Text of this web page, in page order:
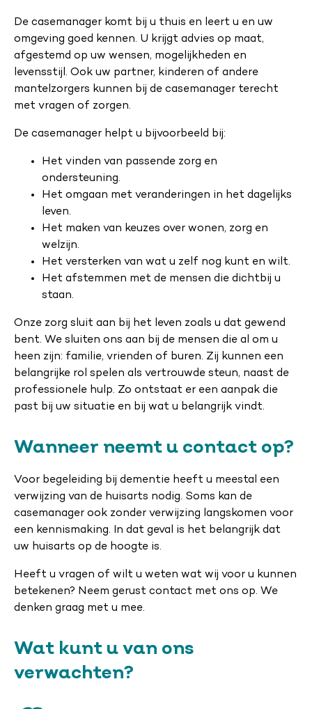
De casemanager komt bij u thuis en leert u en uw
omgeving goed kennen. U krijgt advies op maat,
afgestemd op uw wensen, mogelijkheden en
levensstijl. Ook uw partner, kinderen of andere
mantelzorgers kunnen bij de casemanager terecht
met vragen of zorgen.
De casemanager helpt u bijvoorbeeld bij:
Het vinden van passende zorg en
ondersteuning.
Het omgaan met veranderingen in het dagelijks
leven.
Het maken van keuzes over wonen, zorg en
welzijn.
Het versterken van wat u zelf nog kunt en wilt.
Het afstemmen met de mensen die dichtbij u
staan.
Onze zorg sluit aan bij het leven zoals u dat gewend
bent. We sluiten ons aan bij de mensen die al om u
heen zijn: familie, vrienden of buren. Zij kunnen een
belangrijke rol spelen als vertrouwde steun, naast de
professionele hulp. Zo ontstaat er een aanpak die
past bij uw situatie en bij wat u belangrijk vindt.
Wanneer neemt u contact op?
Voor begeleiding bij dementie heeft u meestal een
verwijzing van de huisarts nodig. Soms kan de
casemanager ook zonder verwijzing langskomen voor
een kennismaking. In dat geval is het belangrijk dat
uw huisarts op de hoogte is.
Heeft u vragen of wilt u weten wat wij voor u kunnen
betekenen? Neem gerust contact met ons op. We
denken graag met u mee.
Wat kunt u van ons
verwachten?